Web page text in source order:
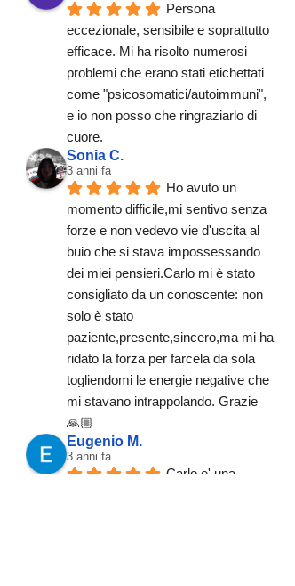
Persona
eccezionale, sensibile e soprattutto
efficace. Mi ha risolto numerosi
problemi che erano stati etichettati
come "psicosomatici/autoimmuni",
e io non posso che ringraziarlo di
cuore.
Sonia C.
3 anni fa
Ho avuto un
momento difficile,mi sentivo senza
forze e non vedevo vie d'uscita al
buio che si stava impossessando
dei miei pensieri.Carlo mi è stato
consigliato da un conoscente: non
solo è stato
paziente,presente,sincero,ma mi ha
ridato la forza per farcela da sola
togliendomi le energie negative che
mi stavano intrappolando. Grazie
🙏🏼
Eugenio M.
3 anni fa
Carlo e' una